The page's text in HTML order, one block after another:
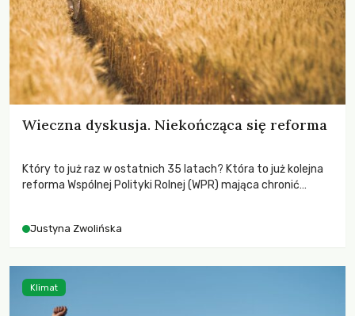
Wieczna dyskusja. Niekończąca się reforma
Który to już raz w ostatnich 35 latach? Która to już kolejna
reforma Wspólnej Polityki Rolnej (WPR) mająca chronić
Justyna Zwolińska
Klimat